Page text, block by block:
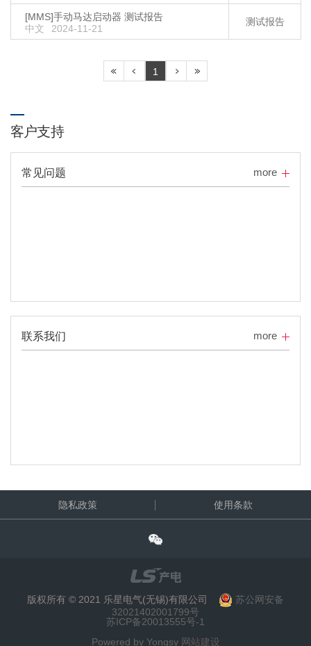
[MMS]手动马达启动器 测试报告
中文
2024-11-21
测试报告
1
客户支持
常见问题 more
联系我们 more
隐私政策 使用条款
版权所有 © 2021 乐星电气(无锡)有限公司
苏公网安备
32021402001799号
苏ICP备20013555号-1
Powered by Yongsy 网站建设